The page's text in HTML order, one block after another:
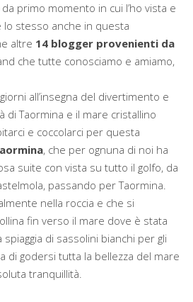
primo momento in cui l’ho vista e
stesso anche in questa
altre 14 blogger provenienti da
che tutte conosciamo e amiamo,
all’insegna del divertimento e
di Taormina e il mare cristallino
e coccolarci per questa
, che per ognuna di noi ha
suite con vista su tutto il golfo, da
passando per Taormina.
nella roccia e che si
fin verso il mare dove è stata
di sassolini bianchi per gli
di godersi tutta la bellezza del mare
tranquillità.